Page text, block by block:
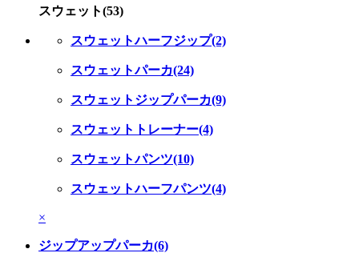
スウェット(53)
スウェットハーフジップ(2)
スウェットパーカ(24)
スウェットジップパーカ(9)
スウェットトレーナー(4)
スウェットパンツ(10)
スウェットハーフパンツ(4)
×
ジップアップパーカ(6)